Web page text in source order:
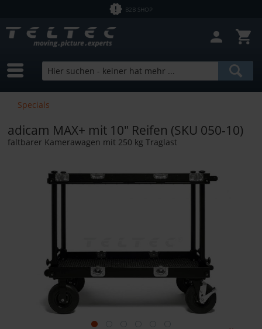
B2B SHOP
Specials
adicam MAX+ mit 10" Reifen (SKU 050-10)
faltbarer Kamerawagen mit 250 kg Traglast
Sofort lieferbar
Hersteller
von2,50 € bis12700,00 €